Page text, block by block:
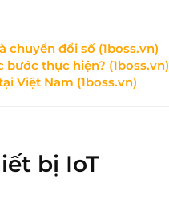
chuyển đổi số (1boss.vn)
thực hiện? (1boss.vn)
Việt Nam (1boss.vn)
bị IoT